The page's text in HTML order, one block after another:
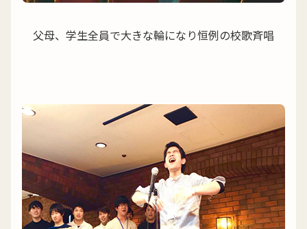
父母、学生全員で大きな輪になり恒例の校歌斉唱